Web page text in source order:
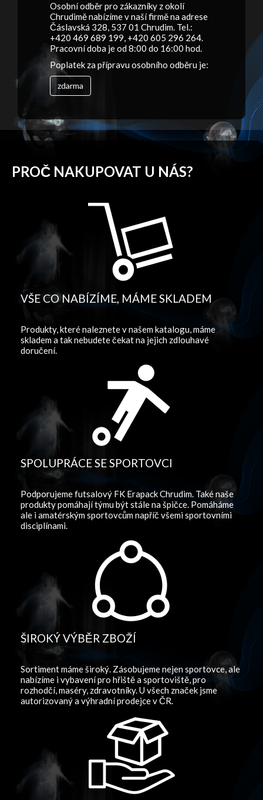
Osobní odběr pro zákazníky z okolí
Chrudimě nabízíme v naší firmě na adrese
Čáslavská 328, 537 01 Chrudim. Tel.:
+420 469 689 199, +420 605 296 264.
Pracovní doba je od 8:00 do 16:00 hod.
Poplatek za přípravu osobního odběru je:
zdarma
PROČ NAKUPOVAT U NÁS?
VŠE CO NABÍZÍME, MÁME SKLADEM
Produkty, které naleznete v našem katalogu, máme
skladem a tak nebudete čekat na jejich zdlouhavé
doručení.
SPOLUPRÁCE SE SPORTOVCI
Podporujeme futsalový FK Erapack Chrudim. Také naše
produkty pomáhají týmu být stále na špičce. Pomáháme
ale i amatérským sportovcům napříč všemi sportovními
disciplínami.
ŠIROKÝ VÝBĚR ZBOŽÍ
Sortiment máme široký. Zásobujeme nejen sportovce, ale
nabízíme i vybavení pro hřiště a sportoviště, pro
rozhodčí, maséry, zdravotníky. U všech značek jsme
autorizovaný a výhradní prodejce v ČR.